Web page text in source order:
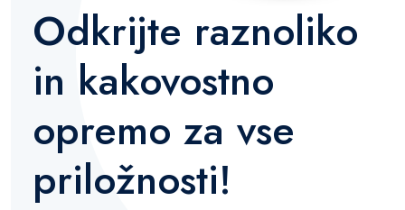
Odkrijte raznoliko
in kakovostno
opremo za vse
priložnosti!